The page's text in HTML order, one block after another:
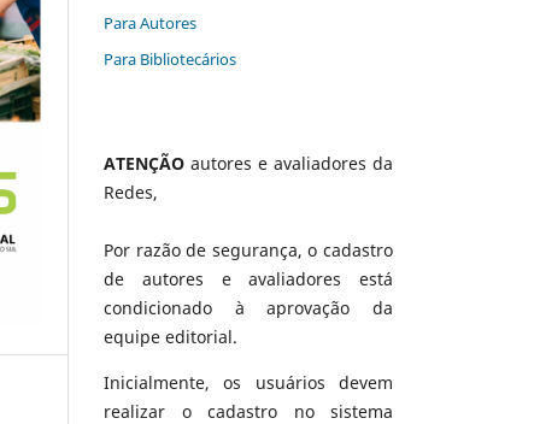
Para Autores
Para Bibliotecários
ATENÇÃO autores e avaliadores da
Redes,
Por razão de segurança, o cadastro
de autores e avaliadores está
condicionado à aprovação da
equipe editorial.
Inicialmente, os usuários devem
realizar o cadastro no sistema